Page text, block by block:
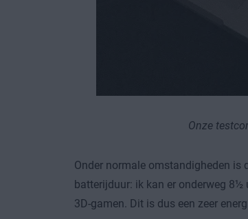
Onze
Onder normale omstandigheden is
batterijduur: ik kan er onderweg 8½
3D-gamen. Dit is dus een zeer